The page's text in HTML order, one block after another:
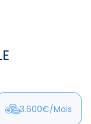
3.600€/Mois